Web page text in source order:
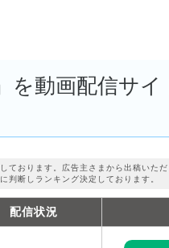
を動画配信サ
ております。広告主さまから出稿いた
判断しランキング決定しております。
配信状況